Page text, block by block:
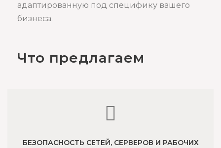
адаптированную под специфику вашего
бизнеса.
Что предлагаем
БЕЗОПАСНОСТЬ СЕТЕЙ, СЕРВЕРОВ И РАБОЧИХ